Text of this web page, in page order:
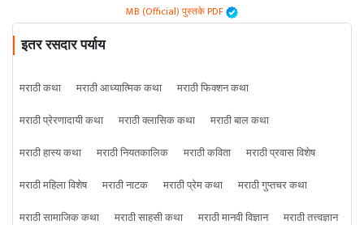
MB (Official) पुस्तके PDF
इतर रसदार पर्याय
मराठी कथा मराठी आध्यात्मिक कथा
मराठी फिक्शन कथा
मराठी प्रेरणादायी कथा
मराठी क्लासिक कथा
मराठी बाल कथा
मराठी हास्य कथा
मराठी नियतकालिक मराठी कविता
मराठी प्रवास विशेष
मराठी महिला विशेष
मराठी नाटक मराठी प्रेम कथा
मराठी गुप्तचर कथा
मराठी सामाजिक कथा
मराठी साहसी कथा मराठी मानवी विज्ञान मराठी तत्त्वज्ञान